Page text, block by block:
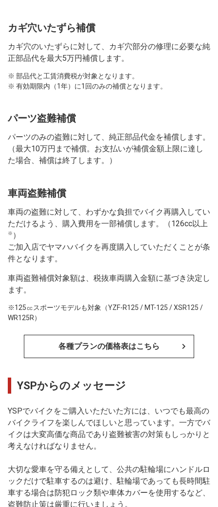
カギ穴いたずら補償
カギ穴のいたずらに対して、カギ穴部分の修理に必要な純
正部品代を最大5万円補償します。
※ 部品代と工賃消費税が対象となります。
※ 有効期限内（1年）に1回のみの補償となります。
パーツ盗難補償
パーツのみの盗難に対して、純正部品代金を補償します。
（最大10万円まで補償。お支払いが補償金額上限に達し
た場合、補償は終了します。）
車両盗難補償
車両の盗難に対して、わずかな負担でバイク再購入してい
ただけるよう、購入費用を一部補償します。（126cc以上
※ ）
ご加入店でヤマハバイクを再度購入していただくことが条
件となります。
車両盗難補償対象額は、税抜車両購入金額に基づき決定し
ます。
※125㏄スポーツモデルも対象（YZF-R125 / MT-125 / XSR125 /
WR125R）
各種プランの価格表はこちら
YSPからのメッセージ
YSPでバイクをご購入いただいた方には、いつでも最高の
バイクライフを楽しんでほしいと思っています。一方でバ
イクは大変高価な商品であり盗難被害の対策もしっかりと
考えなければなりません。
大切な愛車を守る備えとして、公共の駐輪場にハンドルロ
ックだけで駐車するのは避け、駐輪場であっても長時間駐
車する場合は防犯ロック類や車体カバーを使用するなど、
盗難防止策は厳重に行いましょう。